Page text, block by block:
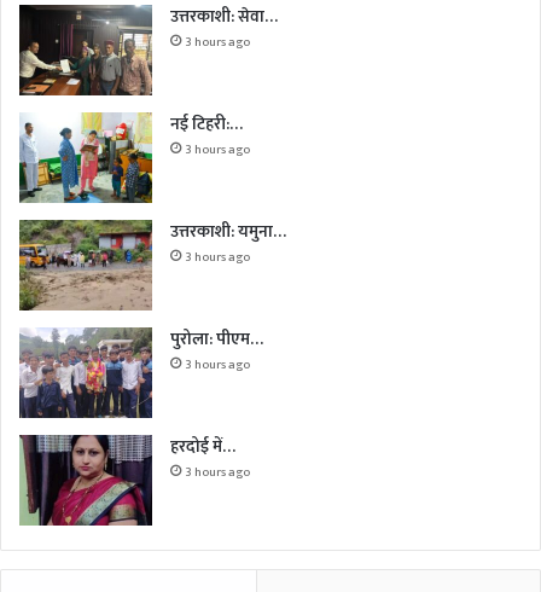
उत्तरकाशी: सेवा…
3 hours ago
नई टिहरी:…
3 hours ago
उत्तरकाशी: यमुना…
3 hours ago
पुरोला: पीएम…
3 hours ago
हरदोई में…
3 hours ago